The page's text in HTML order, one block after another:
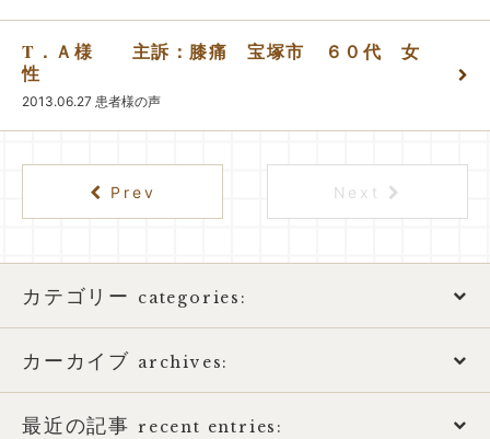
T．Ａ様 主訴：膝痛 宝塚市 ６０代 女
性
2013.06.27 患者様の声
カテゴリー categories:
アトピー性皮膚炎
おススメ書籍
カーカイブ archives:
2026年
最近の記事 recent entries:
Prev Next